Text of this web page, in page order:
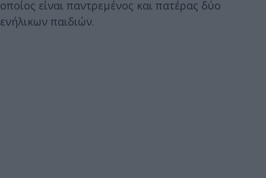
οποίος είναι παντρεμένος και πατέρας δύο
ενήλικων παιδιών.